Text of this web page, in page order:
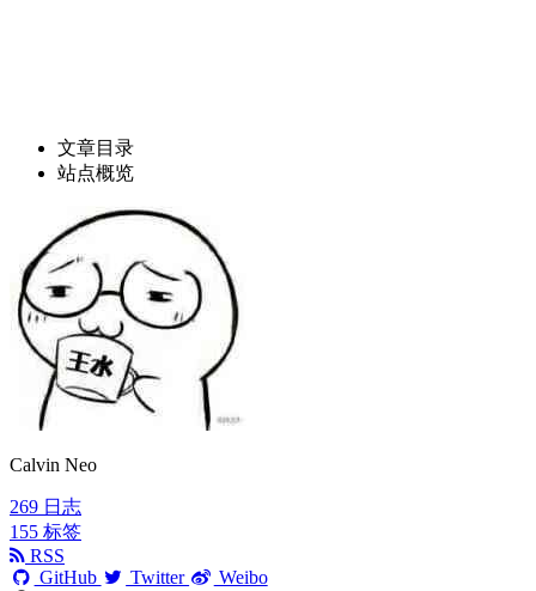
文章目录
站点概览
Calvin Neo
269 日志
155 标签
RSS
GitHub
Twitter
Weibo